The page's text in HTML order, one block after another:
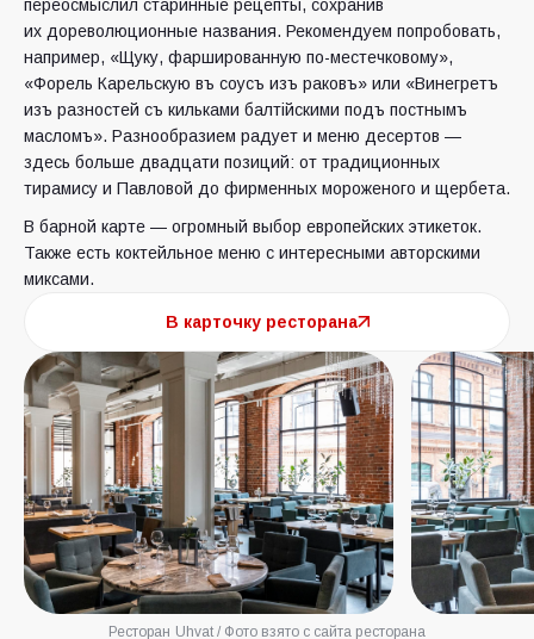
переосмыслил старинные рецепты, сохранив
их дореволюционные названия. Рекомендуем попробовать,
например, «Щуку, фаршированную по-местечковому»,
«Форель Карельскую въ соусъ изъ раковъ» или «Винегретъ
изъ разностей съ кильками балтійскими подъ постнымъ
масломъ». Разнообразием радует и меню десертов —
здесь больше двадцати позиций: от традиционных
тирамису и Павловой до фирменных мороженого и щербета.
В барной карте — огромный выбор европейских этикеток.
Также есть коктейльное меню с интересными авторскими
миксами.
В карточку ресторана
Ресторан Uhvat / Фото взято с сайта ресторана